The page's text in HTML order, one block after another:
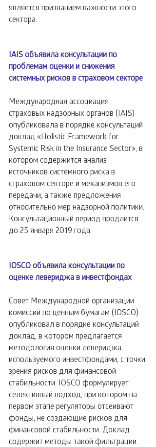
является признанием важности этого
сектора.
IAIS объявила консультации по
проблемам оценки и снижения
системных рисков в страховом секторе
Международная ассоциация
страховых надзорных органов (IAIS)
опубликовала в порядке консультаций
доклад «Holistic Framework for
Systemic Risk in the Insurance Sector», в
котором содержится анализ
источников системного риска в
страховом секторе и механизмов его
передачи, а также предложения
относительно мер надзорной политики.
Консультационный период продлится
до 25 января 2019 года.
IOSCO объявила консультации по
оценке левериджа в инвестфондах
Совет Международной организации
комиссий по ценным бумагам (IOSCO)
опубликовал в порядке консультаций
доклад, в котором предлагается
методология оценки левериджа,
используемого инвестфондами, с точки
зрения рисков для финансовой
стабильности. IOSCO формулирует
селективный подход, при котором на
первом этапе регуляторы отсеивают
фонды, не создающие рисков для
финансовой стабильности. Доклад
содержит методы такой фильтрации.